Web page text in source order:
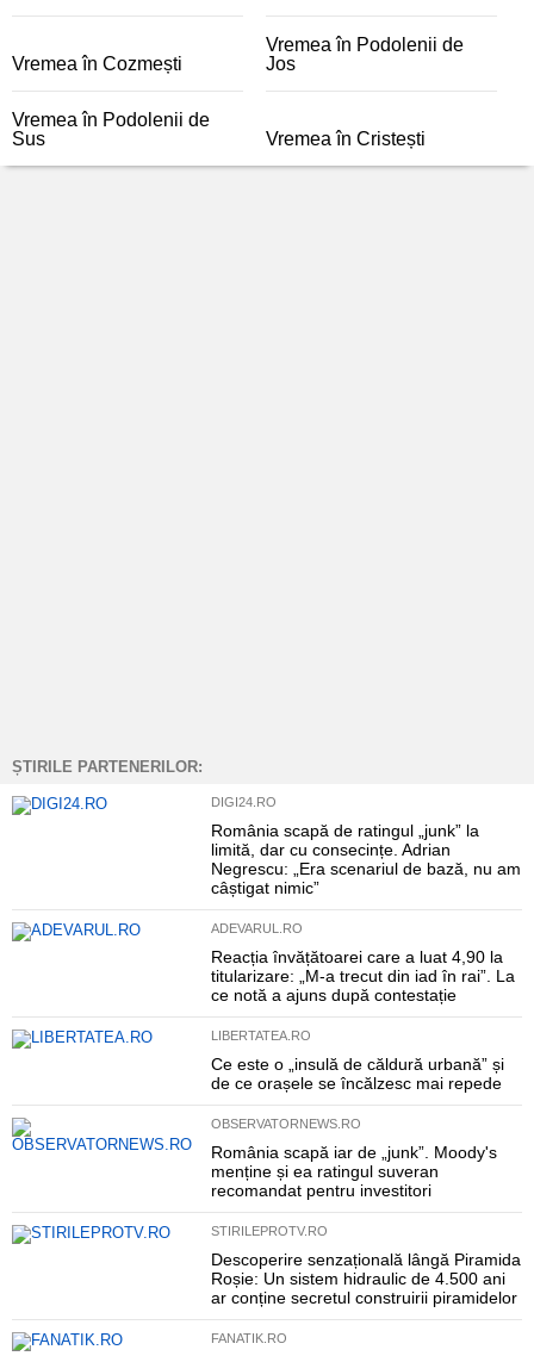
Vremea în Cozmești
Vremea în Podolenii de
Jos
Vremea în Podolenii de
Sus
Vremea în Cristești
ȘTIRILE PARTENERILOR:
DIGI24.RO
România scapă de ratingul „junk” la
limită, dar cu consecințe. Adrian
Negrescu: „Era scenariul de bază, nu am
câștigat nimic”
ADEVARUL.RO
Reacția învățătoarei care a luat 4,90 la
titularizare: „M-a trecut din iad în rai”. La
ce notă a ajuns după contestație
LIBERTATEA.RO
Ce este o „insulă de căldură urbană” și
de ce orașele se încălzesc mai repede
OBSERVATORNEWS.RO
România scapă iar de „junk”. Moody's
menține și ea ratingul suveran
recomandat pentru investitori
STIRILEPROTV.RO
Descoperire senzațională lângă Piramida
Roșie: Un sistem hidraulic de 4.500 ani
ar conține secretul construirii piramidelor
FANATIK.RO